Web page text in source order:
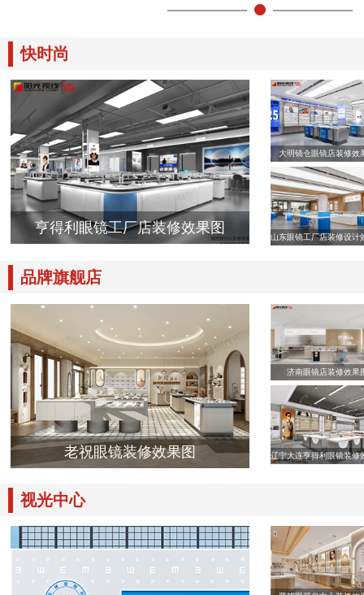
快时尚
亨得利眼镜工厂店装修效果图
大明镜仓眼镜店装修效
山东眼镜工厂店装修设计
品牌旗舰店
老祝眼镜装修效果图
济南眼镜店装修效果
辽宁大连亨得利眼镜装修
视光中心